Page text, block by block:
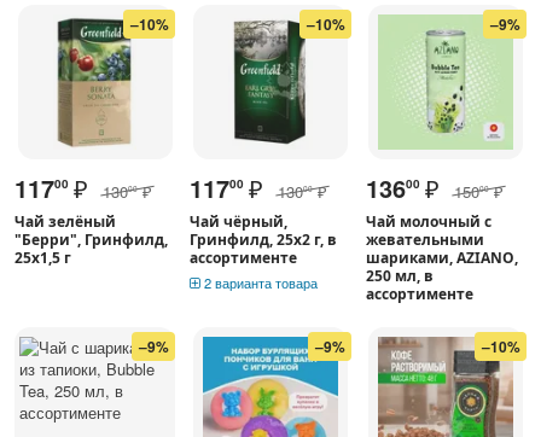
–10%
11700 ₽ 13000 ₽
Чай зелёный
"Берри", Гринфилд,
25х1,5 г
–10%
11700 ₽ 13000 ₽
Чай чёрный,
Гринфилд, 25х2 г, в
ассортименте
2 варианта товара
–9%
13600 ₽ 15000 ₽
Чай молочный с
жевательными
шариками, AZIANO,
250 мл, в
ассортименте
–9% –9% –10%